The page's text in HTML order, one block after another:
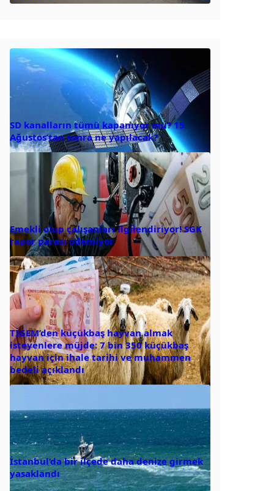
SD kanalların tümü kapanıyor mu? 15
Ağustos’tan sonra ne yapılacak?
Emekli olup çalışanları ilgilendiriyor! SGK
rapor parası ödemiyor
TİGEM’den küçükbaş hayvan almak
isteyenlere müjde: 7 bin 350 küçükbaş
hayvan için ihale tarihi ve muhammen
bedeli açıklandı
İstanbul’da bir ilçede daha denize girmek
yasaklandı